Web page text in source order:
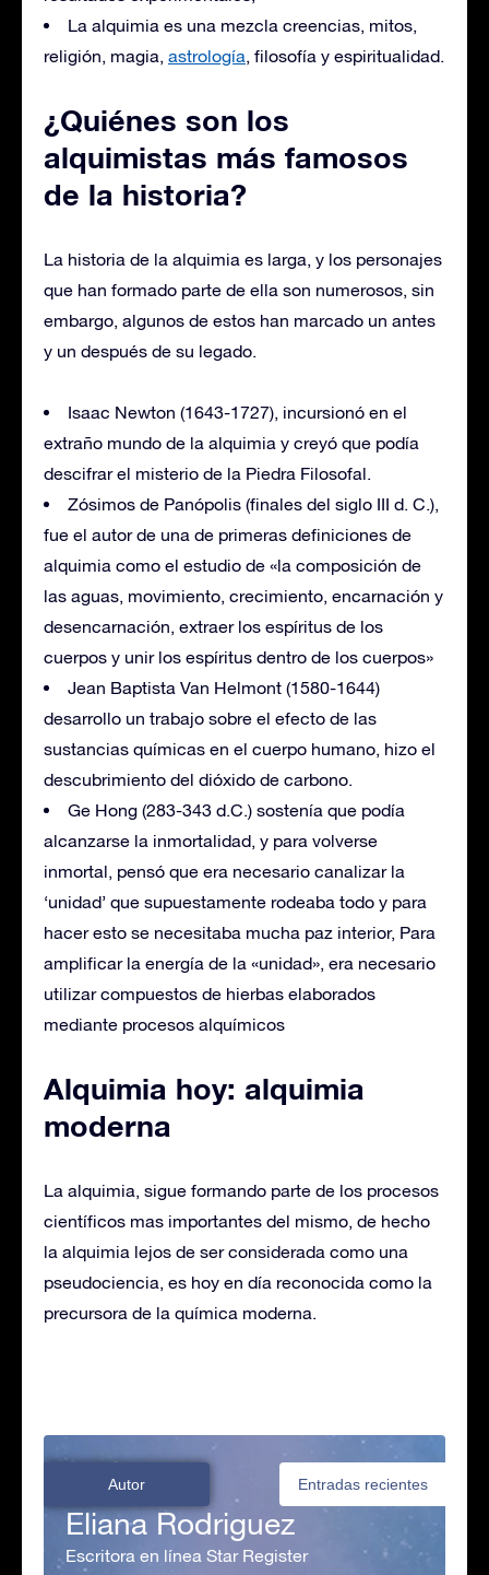
La alquimia es una mezcla creencias, mitos,
religión, magia, astrología, filosofía y espiritualidad.
¿Quiénes son los
alquimistas más famosos
de la historia?
La historia de la alquimia es larga, y los personajes
que han formado parte de ella son numerosos, sin
embargo, algunos de estos han marcado un antes
y un después de su legado.
Isaac Newton (1643-1727), incursionó en el
extraño mundo de la alquimia y creyó que podía
descifrar el misterio de la Piedra Filosofal.
Zósimos de Panópolis (finales del siglo III d. C.),
fue el autor de una de primeras definiciones de
alquimia como el estudio de «la composición de
las aguas, movimiento, crecimiento, encarnación y
desencarnación, extraer los espíritus de los
cuerpos y unir los espíritus dentro de los cuerpos»
Jean Baptista Van Helmont (1580-1644)
desarrollo un trabajo sobre el efecto de las
sustancias químicas en el cuerpo humano, hizo el
descubrimiento del dióxido de carbono.
Ge Hong (283-343 d.C.) sostenía que podía
alcanzarse la inmortalidad, y para volverse
inmortal, pensó que era necesario canalizar la
‘unidad’ que supuestamente rodeaba todo y para
hacer esto se necesitaba mucha paz interior, Para
amplificar la energía de la «unidad», era necesario
utilizar compuestos de hierbas elaborados
mediante procesos alquímicos
Alquimia hoy: alquimia
moderna
La alquimia, sigue formando parte de los procesos
científicos mas importantes del mismo, de hecho
la alquimia lejos de ser considerada como una
pseudociencia, es hoy en día reconocida como la
precursora de la química moderna.
Autor Entradas recientes
Eliana Rodriguez
Escritora en línea Star Register